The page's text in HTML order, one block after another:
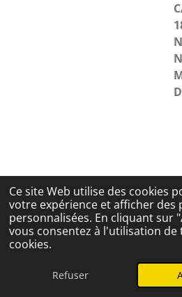
Ce site Web utilise des cookies
votre expérience et afficher des
personnalisées. En cliquant sur
vous consentez à l'utilisation de
cookies.
Refuser
Cgv
E-mail